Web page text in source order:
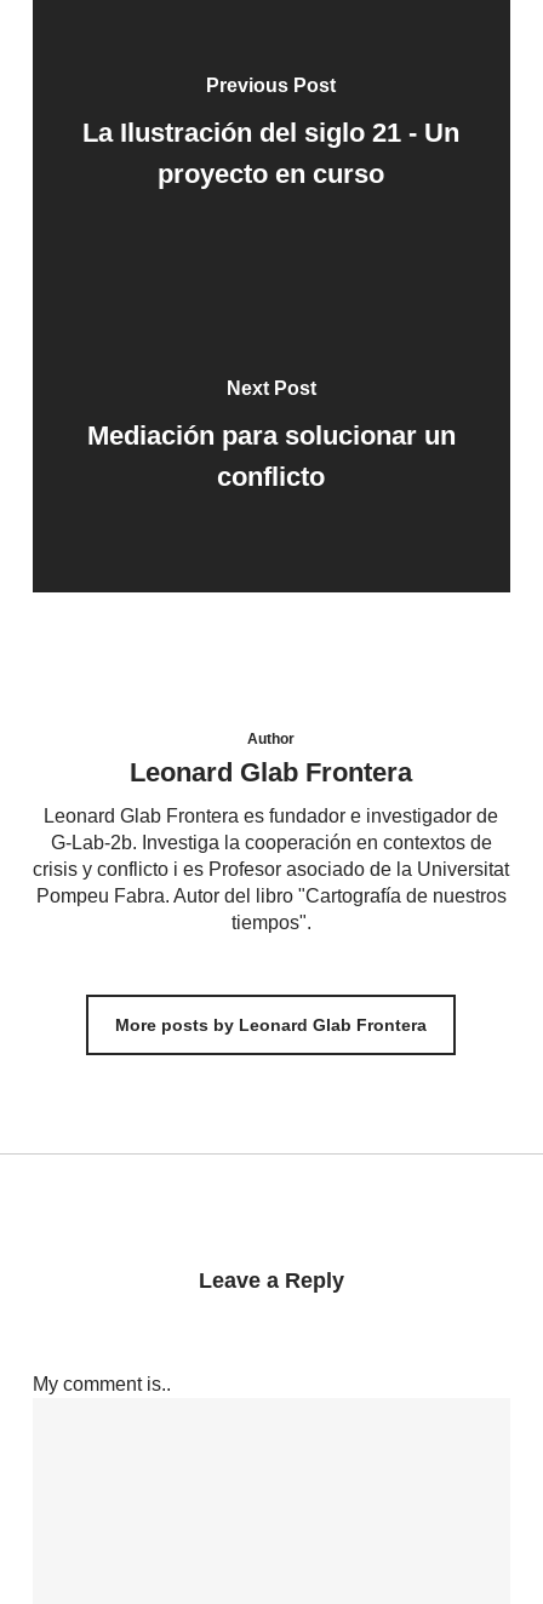
Previous Post
La Ilustración del siglo 21 - Un
proyecto en curso
Next Post
Mediación para solucionar un
conflicto
Author
Leonard Glab Frontera
Leonard Glab Frontera es fundador e investigador de
G-Lab-2b. Investiga la cooperación en contextos de
crisis y conflicto i es Profesor asociado de la Universitat
Pompeu Fabra. Autor del libro "Cartografía de nuestros
tiempos".
More posts by Leonard Glab Frontera
Leave a Reply
My comment is..